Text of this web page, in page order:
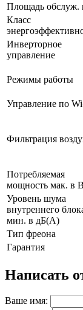
Площадь обслуж.
Класс
Инверторное
управление
Режимы работы
Управление по
Фильтрация
Потребляемая
мощность мак. в
Уровень шума
внутреннего
мин. в дБ(А)
Тип фреона
Гарантия
Написать
Ваше имя: